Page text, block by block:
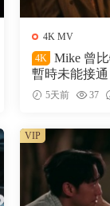
4K MV
4K
Mike 曾
暫時未能接通
5天前 37
VIP